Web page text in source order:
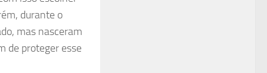
durante o
mas nasceram
de proteger esse